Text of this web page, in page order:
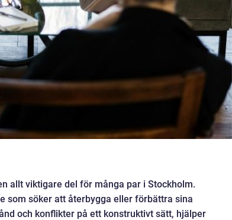
allt viktigare del för många par i Stockholm.
som söker att återbygga eller förbättra sina
och konflikter på ett konstruktivt sätt, hjälper